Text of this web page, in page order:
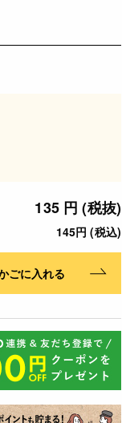
135 円 (税抜)
145円 (税込)
ごに入れる